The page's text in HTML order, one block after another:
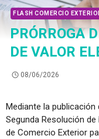
FLASH COMERCIO
PRÓRROGA
DE VALOR
08/06/2026
Mediante la publicación
Segunda Resolución
de Comercio Exterior